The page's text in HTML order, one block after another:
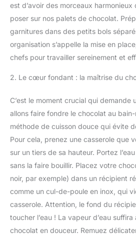
est d’avoir des morceaux
poser sur nos palets de chocolat.
garnitures dans des petits bols
organisation s’appelle la mise en
chefs pour travailler sereinement et
2. Le cœur fondant : la maîtrise du
C’est le moment crucial qui demande
allons faire fondre le chocolat au bain-
méthode de cuisson douce qui évite
Pour cela, prenez une casserole que
sur un tiers de sa hauteur. Portez
sans la faire bouillir. Placez votre
noir, par exemple) dans un récipient
comme un cul-de-poule en inox, qui
casserole. Attention, le fond du
toucher l’eau ! La vapeur d’eau
chocolat en douceur. Remuez